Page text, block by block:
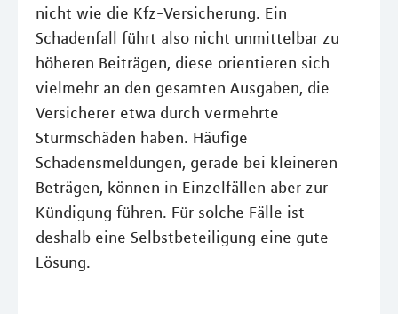
nicht wie die Kfz-Versicherung. Ein
Schadenfall führt also nicht unmittelbar zu
höheren Beiträgen, diese orientieren sich
vielmehr an den gesamten Ausgaben, die
Versicherer etwa durch vermehrte
Sturmschäden haben. Häufige
Schadensmeldungen, gerade bei kleineren
Beträgen, können in Einzelfällen aber zur
Kündigung führen. Für solche Fälle ist
deshalb eine Selbstbeteiligung eine gute
Lösung.